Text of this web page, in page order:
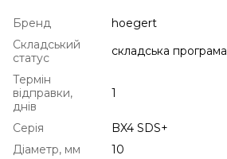
Бренд
hoegert
Складський
статус
складська програма
Термін
відправки,
днів
1
Серія
BX4 SDS+
Діаметр, мм
10